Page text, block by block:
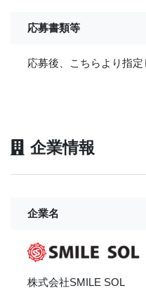
応募書類等
応募後、こちらより指定
企業情報
企業名
株式会社SMILE SOL